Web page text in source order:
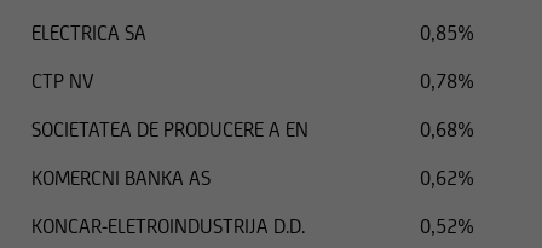
ELECTRICA SA
0,85%
CTP NV
0,78%
SOCIETATEA DE PRODUCERE A EN
0,68%
KOMERCNI BANKA AS
0,62%
KONCAR-ELETROINDUSTRIJA D.D.
0,52%